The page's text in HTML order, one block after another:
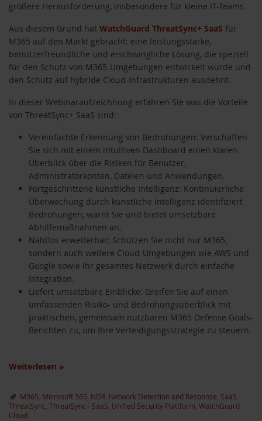
größere Herausforderung, insbesondere für kleine IT-Teams.
Aus diesem Grund hat WatchGuard ThreatSync+ SaaS für
M365 auf den Markt gebracht: eine leistungsstarke,
benutzerfreundliche und erschwingliche Lösung, die speziell
für den Schutz von M365-Umgebungen entwickelt wurde und
den Schutz auf hybride Cloud-Infrastrukturen ausdehnt.
In dieser Webinaraufzeichnung erfahren Sie was die Vorteile
von ThreatSync+ SaaS sind:
Vereinfachte Erkennung von Bedrohungen: Verschaffen
Sie sich mit einem intuitiven Dashboard einen klaren
Überblick über die Risiken für Benutzer,
Administratorkonten, Dateien und Anwendungen.
Fortgeschrittene künstliche Intelligenz: Kontinuierliche
Überwachung durch künstliche Intelligenz identifiziert
Bedrohungen, warnt Sie und bietet umsetzbare
Abhilfemaßnahmen an.
Nahtlos erweiterbar: Schützen Sie nicht nur M365,
sondern auch weitere Cloud-Umgebungen wie AWS und
Google sowie Ihr gesamtes Netzwerk durch einfache
Integration.
Liefert umsetzbare Einblicke: Greifen Sie auf einen
umfassenden Risiko- und Bedrohungsüberblick mit
praktischen, gemeinsam nutzbaren M365 Defense Goals-
Berichten zu, um Ihre Verteidigungsstrategie zu steuern.
Weiterlesen »
M365 Microsoft 365 NDR Network Detection and Response SaaS
ThreatSync ThreatSync+ SaaS Unified Security Plattform WatchGuard
Cloud